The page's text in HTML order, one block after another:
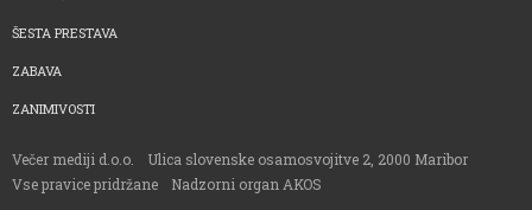
ŠESTA PRESTAVA
ZABAVA
ZANIMIVOSTI
Večer mediji d.o.o.
Ulica slovenske osamosvojitve 2, 2000 Maribor
Vse pravice pridržane
Nadzorni organ AKOS